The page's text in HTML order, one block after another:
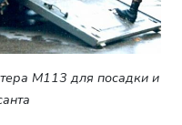
M113 для посадки и